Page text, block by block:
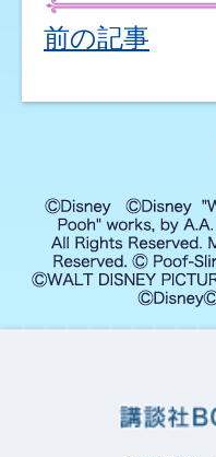
前の記事